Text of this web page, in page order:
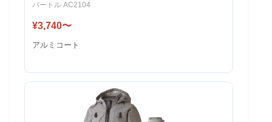
バートル AC2104
¥3,740〜
アルミコート